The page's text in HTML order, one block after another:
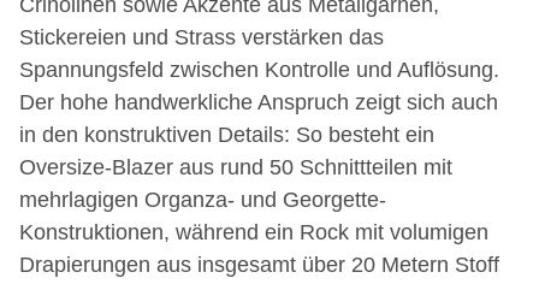
Crinolinen sowie Akzente aus Metallgarnen,
Stickereien und Strass verstärken das
Spannungsfeld zwischen Kontrolle und Auflösung.
Der hohe handwerkliche Anspruch zeigt sich auch
in den konstruktiven Details: So besteht ein
Oversize-Blazer aus rund 50 Schnittteilen mit
mehrlagigen Organza- und Georgette-
Konstruktionen, während ein Rock mit volumigen
Drapierungen aus insgesamt über 20 Metern Stoff